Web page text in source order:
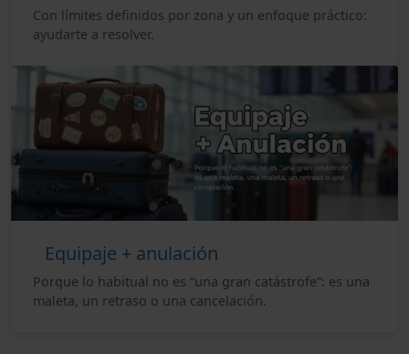
Con límites definidos por zona y un enfoque práctico:
ayudarte a resolver.
Equipaje + anulación
Porque lo habitual no es “una gran catástrofe”: es una
maleta, un retraso o una cancelación.